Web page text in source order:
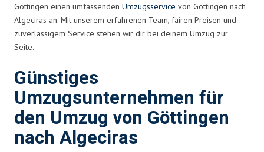
Göttingen einen umfassenden Umzugsservice von Göttingen nach
Algeciras an. Mit unserem erfahrenen Team, fairen Preisen und
zuverlässigem Service stehen wir dir bei deinem Umzug zur
Seite.
Günstiges
Umzugsunternehmen für
den Umzug von Göttingen
nach Algeciras